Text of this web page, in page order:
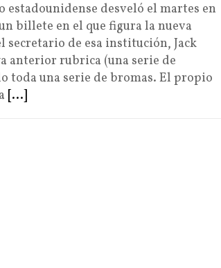
estadounidense desveló el martes en
billete en el que figura la nueva
secretario de esa institución, Jack
anterior rubrica (una serie de
toda una serie de bromas. El propio
[...]